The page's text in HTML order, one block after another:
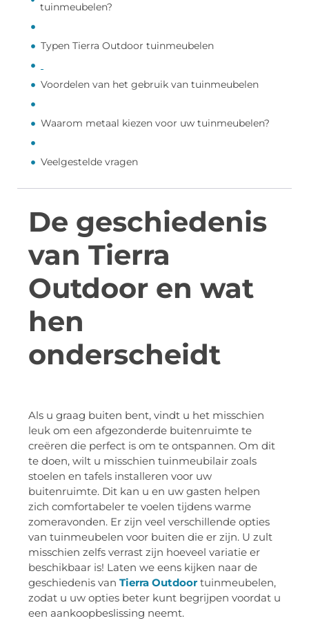
tuinmeubelen?
Typen Tierra Outdoor tuinmeubelen
Voordelen van het gebruik van tuinmeubelen
Waarom metaal kiezen voor uw tuinmeubelen?
Veelgestelde vragen
De geschiedenis
van Tierra
Outdoor en wat
hen
onderscheidt
Als u graag buiten bent, vindt u het misschien
leuk om een afgezonderde buitenruimte te
creëren die perfect is om te ontspannen. Om dit
te doen, wilt u misschien tuinmeubilair zoals
stoelen en tafels installeren voor uw
buitenruimte. Dit kan u en uw gasten helpen
zich comfortabeler te voelen tijdens warme
zomeravonden. Er zijn veel verschillende opties
van tuinmeubelen voor buiten die er zijn. U zult
misschien zelfs verrast zijn hoeveel variatie er
beschikbaar is! Laten we eens kijken naar de
geschiedenis van Tierra Outdoor tuinmeubelen,
zodat u uw opties beter kunt begrijpen voordat u
een aankoopbeslissing neemt.